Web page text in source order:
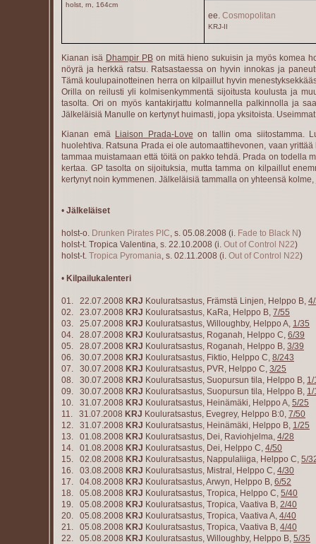
holst, rn, 164cm
ee. Cosmopolitan
KRJ-II
Kianan isä Dhampir PBon mitä hieno sukuisin ja myös komea
nöyrä ja herkkä ratsu. Ratsastaessa on hyvin innokas ja
Tämä koulupainotteinen herra on kilpaillut hyvin
Orilla on reilusti yli kolmisenkymmentä sijoitusta koulusta ja
tasolta. Ori on myös kantakirjattu kolmannella palkinnolla ja
Jälkeläisiä Manulle on kertynyt huimasti, jopa yksitoista.
Kianan emä Liaison Prada-Love on tallin oma siitostamma.
huolehtiva. Ratsuna Prada ei ole automaattihevonen, vaan
tammaa muistamaan että töitä on pakko tehdä. Prada on todella
kertaa. GP tasolta on sijoituksia, mutta tamma on kilpaillut
kertynyt noin kymmenen. Jälkeläisiä tammalla on yhteensä
• Jälkeläiset
holst-o. Drunken Pirates PIC, s. 05.08.2008 (i. Fade to Black N)
holst-t. Tropica Valentina, s. 22.10.2008 (i. Out of Control N22)
holst-t. Tropica Pyromania, s. 02.11.2008 (i. Out of Control N22)
• Kilpailukalenteri
01. 22.07.2008 KRJ Kouluratsastus, Främstä Linjen, Helppo B,
02. 23.07.2008 KRJ Kouluratsastus, KaRa, Helppo B, 7/55
03. 25.07.2008 KRJ Kouluratsastus, Willoughby, Helppo A, 1/35
04. 28.07.2008 KRJ Kouluratsastus, Roganah, Helppo C, 6/39
05. 28.07.2008 KRJ Kouluratsastus, Roganah, Helppo B, 3/39
06. 30.07.2008 KRJ Kouluratsastus, Fiktio, Helppo C, 8/243
07. 30.07.2008 KRJ Kouluratsastus, PVR, Helppo C, 3/25
08. 30.07.2008 KRJ Kouluratsastus, Suopursun tila, Helppo B, 1/
09. 30.07.2008 KRJ Kouluratsastus, Suopursun tila, Helppo B, 1/
10. 31.07.2008 KRJ Kouluratsastus, Heinämäki, Helppo A, 5/25
11. 31.07.2008 KRJ Kouluratsastus, Evegrey, Helppo B:0, 7/50
12. 31.07.2008 KRJ Kouluratsastus, Heinämäki, Helppo B, 1/25
13. 01.08.2008 KRJ Kouluratsastus, Dei, Raviohjelma, 4/28
14. 01.08.2008 KRJ Kouluratsastus, Dei, Helppo C, 4/50
15. 02.08.2008 KRJ Kouluratsastus, Nappulaliiga, Helppo C, 5/
16. 03.08.2008 KRJ Kouluratsastus, Mistral, Helppo C, 4/30
17. 04.08.2008 KRJ Kouluratsastus, Arwyn, Helppo B, 6/52
18. 05.08.2008 KRJ Kouluratsastus, Tropica, Helppo C, 5/40
19. 05.08.2008 KRJ Kouluratsastus, Tropica, Vaativa B, 2/40
20. 05.08.2008 KRJ Kouluratsastus, Tropica, Vaativa A, 4/40
21. 05.08.2008 KRJ Kouluratsastus, Tropica, Vaativa B, 4/40
22. 05.08.2008 KRJ Kouluratsastus, Willoughby, Helppo B, 5/35